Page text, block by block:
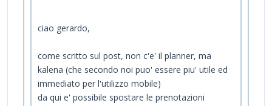
ciao gerardo,
come scritto sul post, non c'e' il planner, ma
kalena (che secondo noi puo' essere piu' utile ed
immediato per l'utilizzo mobile)
da qui e' possibile spostare le prenotazioni